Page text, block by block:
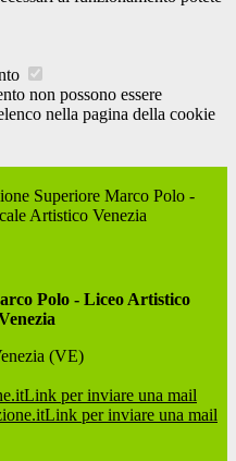
non possono essere
nella pagina della cookie
Superiore Marco Polo -
Artistico Venezia
Polo - Liceo Artistico
(VE)
Link per inviare una mail
Link per inviare una mail